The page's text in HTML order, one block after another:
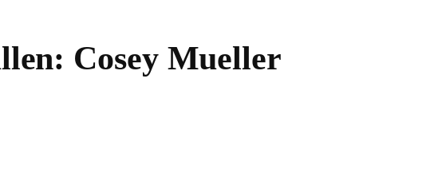
Cosey Mueller